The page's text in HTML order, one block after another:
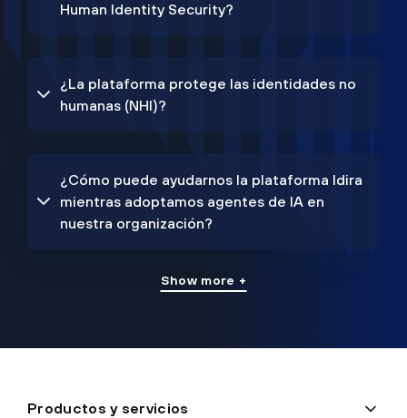
Human Identity Security?
¿La plataforma protege las identidades no
humanas (NHI)?
¿Cómo puede ayudarnos la plataforma Idira
mientras adoptamos agentes de IA en
nuestra organización?
Show more +
Productos y servicios